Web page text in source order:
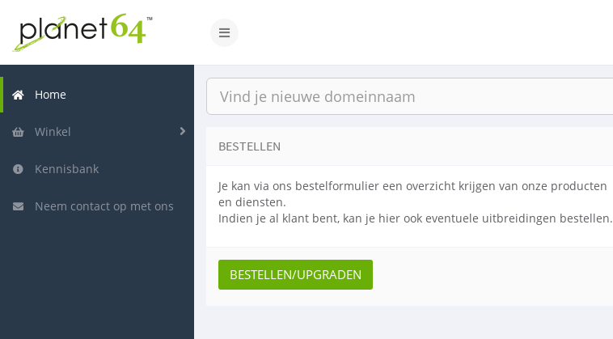
Navigatie in-/uitschakelen
Home
Winkel
Kennisbank
Neem contact op met ons
BESTELLEN
Je kan via ons bestelformulier een overzicht krijgen van onze producten
en diensten.
Indien je al klant bent, kan je hier ook eventuele uitbreidingen bestellen.
BESTELLEN/UPGRADEN